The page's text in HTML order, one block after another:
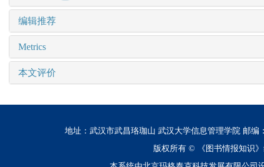
编辑推荐
Metrics
本文评价
地址：武汉市武昌珞珈山 武汉大学信息管理学院 邮编
版权所有 ©
《图书情报知识